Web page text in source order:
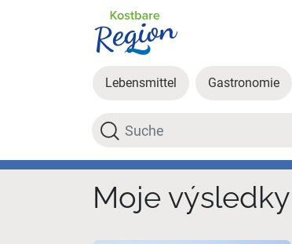
Lebensmittel Gastronomie
Hledat
Moje